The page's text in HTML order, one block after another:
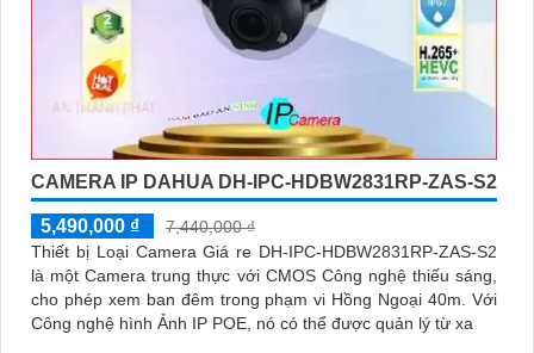
CAMERA IP DAHUA DH-IPC-HDBW2831RP-ZAS-S2
5,490,000 ₫
7,440,000 ₫
Thiết bị Loại Camera Giá re DH-IPC-HDBW2831RP-ZAS-S2
là một Camera trung thực với CMOS Công nghệ thiếu sáng,
cho phép xem ban đêm trong phạm vi Hồng Ngoại 40m. Với
Công nghệ hình Ảnh IP POE, nó có thể được quản lý từ xa